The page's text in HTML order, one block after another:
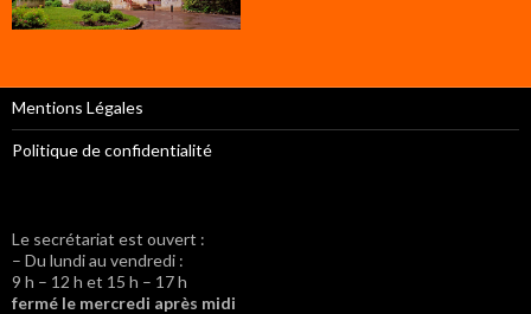
Mentions Légales
Politique de confidentialité
Le secrétariat est ouvert :
– Du lundi au vendredi :
9 h – 12 h et 15 h – 17 h
fermé le mercredi après midi